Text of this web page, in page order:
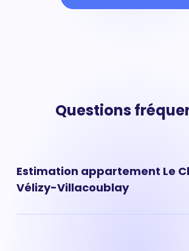
Questions
Estimation appartement Le
Vélizy-Villacoublay